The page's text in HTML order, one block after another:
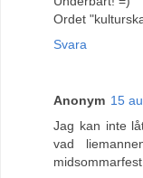
Ordet
Svara
Anonym 15
Jag kan inte
vad
midsommarfest.